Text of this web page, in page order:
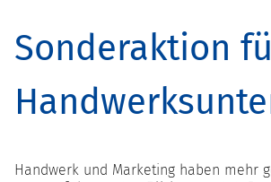
Sonderaktion
Handwerk und Marketing haben mehr